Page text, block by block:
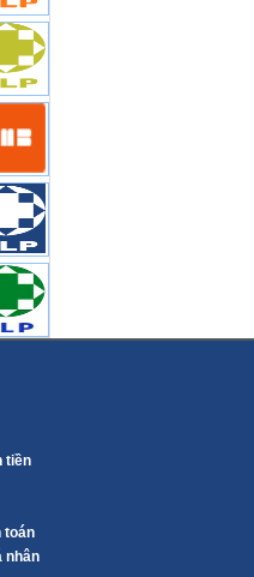
tiền
toán
nhân